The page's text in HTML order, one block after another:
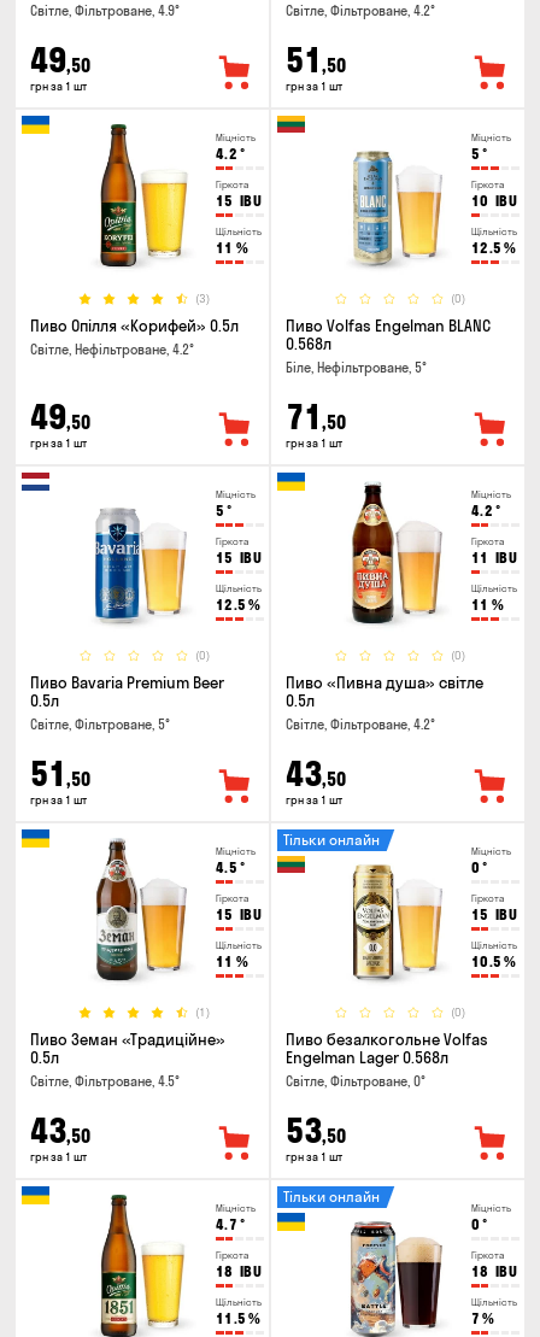
Світле, Фільтроване, 4.9°
49,50
грн за 1 шт
Світле, Фільтроване, 4.2°
51 ,50
грн за 1 шт
Міцність
4.2 °
Гіркота
15 IBU
Щільність
11 %
(3)
Пиво Опілля «Корифей» 0.5л
Світле, Нефільтроване, 4.2°
49,50
грн за 1 шт
Міцність
5 °
Гіркота
10 IBU
Щільність
12.5 %
(0)
Пиво Volfas Engelman BLANC
0.568л
Біле, Нефільтроване, 5°
71 ,50
грн за 1 шт
Міцність
5 °
Гіркота
15 IBU
Щільність
12.5 %
(0)
Пиво Bavaria Premium Beer
0.5л
Світле, Фільтроване, 5°
51 ,50
грн за 1 шт
Міцність
4.2 °
Гіркота
11 IBU
Щільність
11 %
(0)
Пиво «Пивна душа» світле
0.5л
Світле, Фільтроване, 4.2°
43,50
грн за 1 шт
Міцність
4.5 °
Гіркота
15 IBU
Щільність
11 %
(1)
Пиво Земан «Традиційне»
0.5л
Світле, Фільтроване, 4.5°
43,50
грн за 1 шт
Міцність
0 °
Гіркота
15 IBU
Щільність
10.5 %
(0)
Тільки онлайн
Пиво безалкогольне Volfas
Engelman Lager 0.568л
Світле, Фільтроване, 0°
53,50
грн за 1 шт
Міцність
4.7 °
Гіркота
18 IBU
Щільність
11.5 %
Міцність
0 °
Гіркота
18 IBU
Щільність
7 %
Тільки онлайн